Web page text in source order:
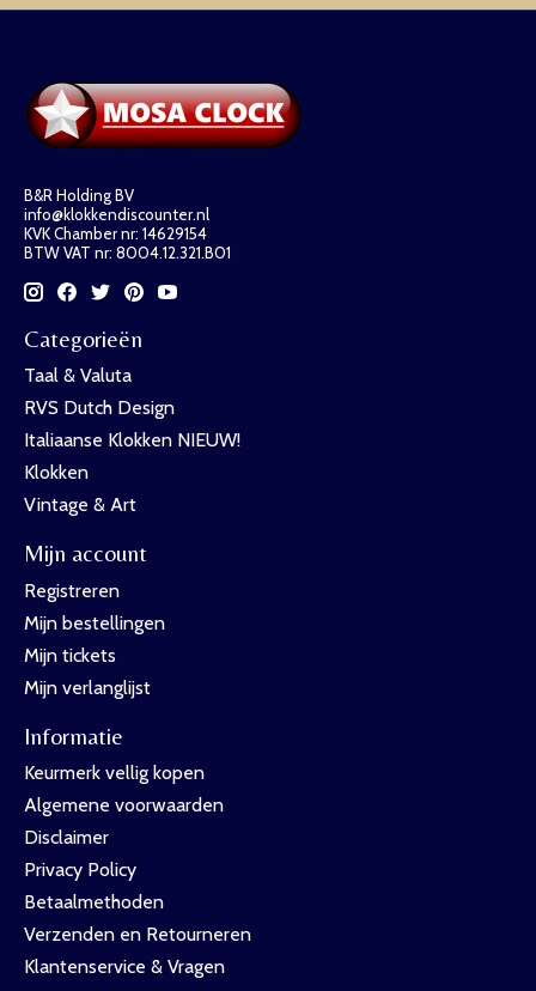
B&R Holding BV
info@klokkendiscounter.nl
KVK Chamber nr: 14629154
BTW VAT nr: 8004.12.321.B01
Categorieën
Taal & Valuta
RVS Dutch Design
Italiaanse Klokken NIEUW!
Klokken
Vintage & Art
Mijn account
Registreren
Mijn bestellingen
Mijn tickets
Mijn verlanglijst
Informatie
Keurmerk vellig kopen
Algemene voorwaarden
Disclaimer
Privacy Policy
Betaalmethoden
Verzenden en Retourneren
Klantenservice & Vragen